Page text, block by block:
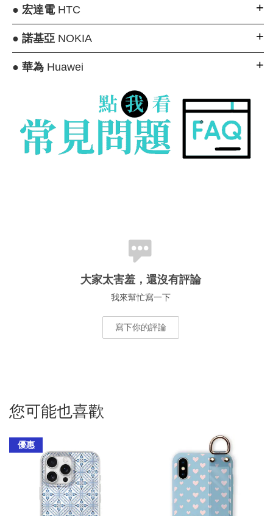
● 宏達電HTC
● 諾基亞NOKIA
● 華為Huawei
大家太害羞，還沒有評論
我來幫忙寫一下
寫下你的評論
您可能也喜歡
優惠